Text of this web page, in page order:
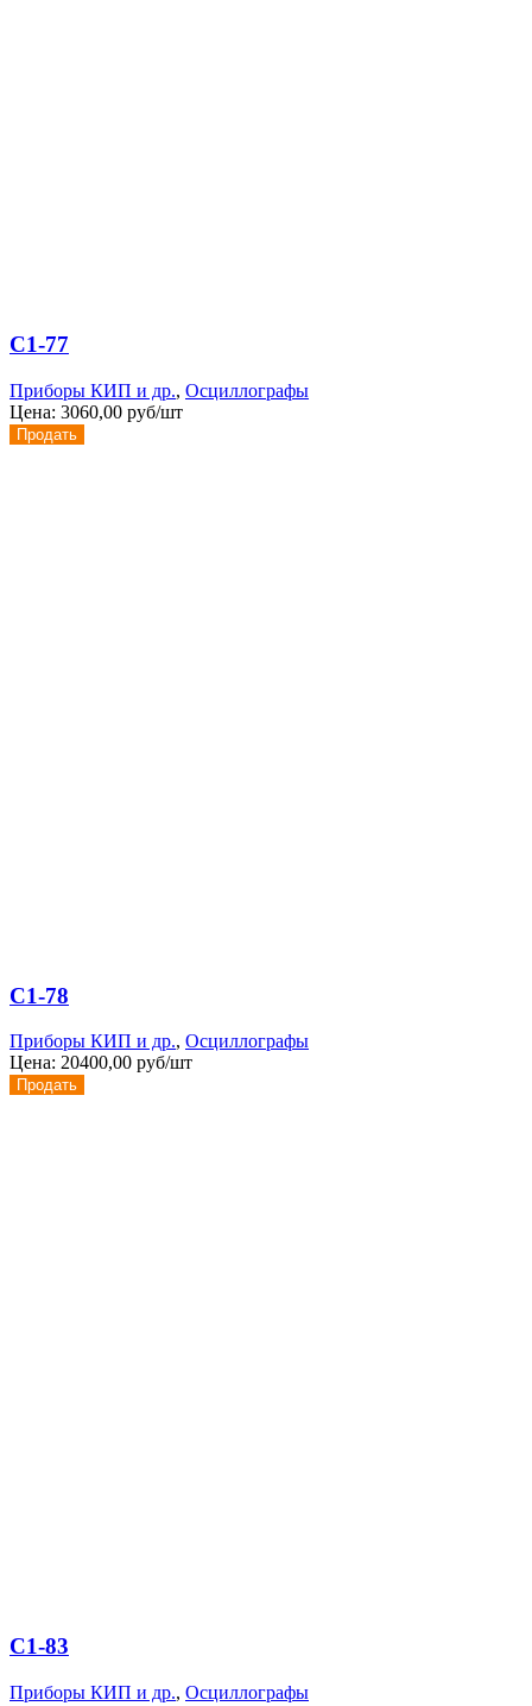
С1-77
Приборы КИП и др., Осциллографы
Цена: 3060,00 руб/шт
Продать
С1-78
Приборы КИП и др., Осциллографы
Цена: 20400,00 руб/шт
Продать
С1-83
Приборы КИП и др., Осциллографы